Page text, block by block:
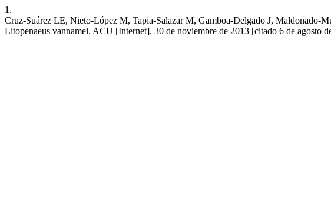
1.
Cruz-Suárez LE, Nieto-López M, Tapia-Salazar M, Gamboa-Delgado J, Maldonado-
Litopenaeus vannamei. ACU [Internet]. 30 de noviembre de 2013 [citado 6 de